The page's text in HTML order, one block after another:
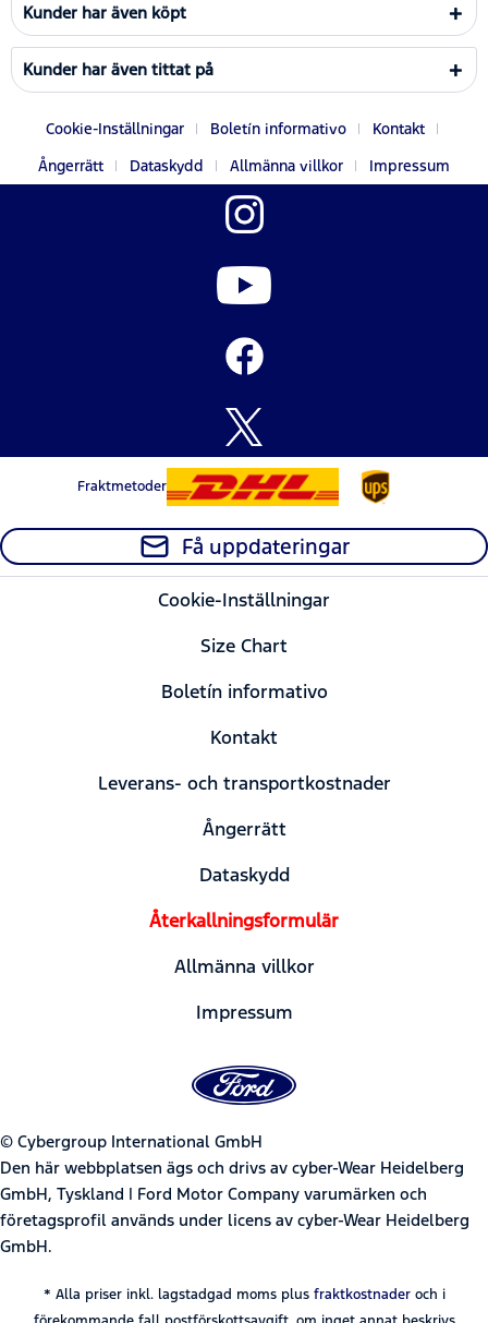
Kunder har även köpt
Kunder har även tittat på
Cookie-Inställningar Boletín informativo
Kontakt
Ångerrätt
Dataskydd Allmänna villkor Impressum
Fraktmetoder
Få uppdateringar
Cookie-Inställningar
Size Chart
Boletín informativo
Kontakt
Leverans- och transportkostnader
Ångerrätt
Dataskydd
Återkallningsformulär
Allmänna villkor
Impressum
© Cybergroup International GmbH
Den här webbplatsen ägs och drivs av cyber-Wear Heidelberg
GmbH, Tyskland | Ford Motor Company varumärken och
företagsprofil används under licens av cyber-Wear Heidelberg
GmbH.
* Alla priser inkl. lagstadgad moms plus fraktkostnaderoch i